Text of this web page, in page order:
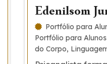
Edenilsom
Portfólio para
Portfólio para
do Corpo